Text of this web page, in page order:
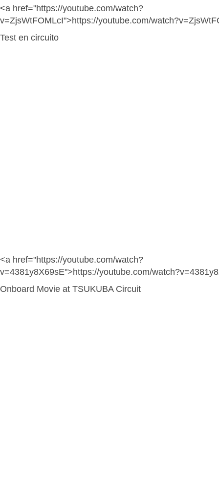
<a href="https://youtube.com/watch?
v=ZjsWtFOMLcI">https://youtube.com/
Test en circuito
<a href="https://youtube.com/watch?
v=4381y8X69sE">https://youtube.com/
Onboard Movie at TSUKUBA Circuit